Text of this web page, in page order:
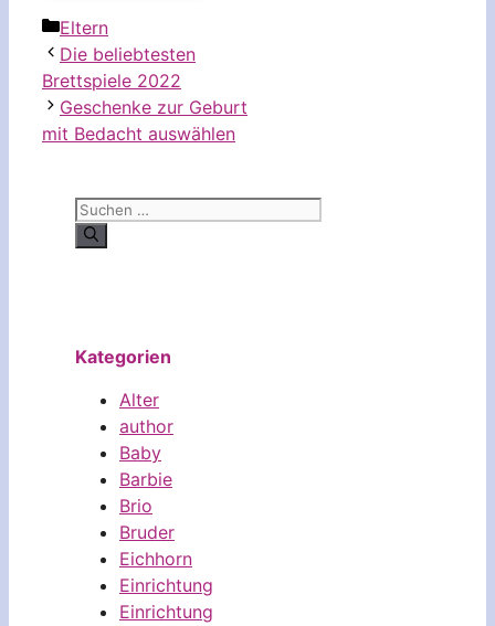
Kategorien
Eltern
Die beliebtesten
Brettspiele 2022
Geschenke zur Geburt
mit Bedacht auswählen
Suchen
nach:
Kategorien
Alter
author
Baby
Barbie
Brio
Bruder
Eichhorn
Einrichtung
Einrichtung